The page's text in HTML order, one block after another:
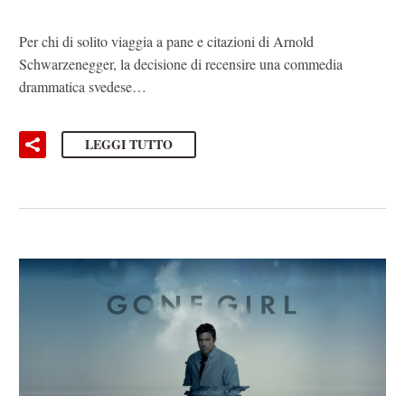
Per chi di solito viaggia a pane e citazioni di Arnold
Schwarzenegger, la decisione di recensire una commedia
drammatica svedese…
LEGGI TUTTO